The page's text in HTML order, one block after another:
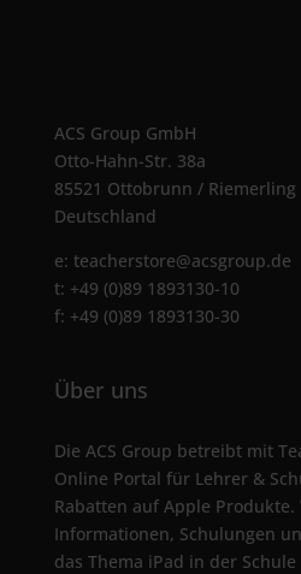
ACS Group GmbH
Otto-Hahn-Str. 38a
85521 Ottobrunn / Riemerling
Deutschland
e: teacherstore@acsgroup.de
t: +49 (0)89 1893130-10
f: +49 (0)89 1893130-30
Über uns
Die ACS Group betreibt mit
Online Portal für Lehrer &
Rabatten auf Apple
Informationen, Schulungen
das Thema iPad in der Schule